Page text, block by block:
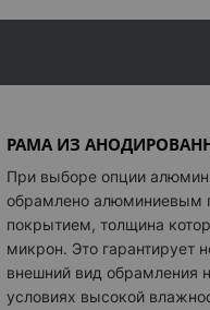
мм
мм
свет
белый свет
белый цвет
белый свет
теплота белого
РАМА ИЗ
При выборе опции
обрамлено алюминиевым
покрытием, толщина
микрон. Это гарантирует
внешний вид обрамления
условиях высокой